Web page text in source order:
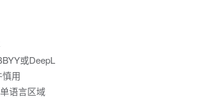
或DeepL
用
语言区域